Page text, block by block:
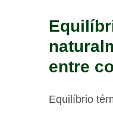
entre
Equilíbrio